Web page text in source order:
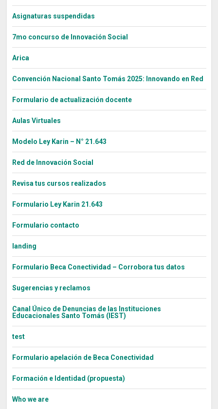
Asignaturas suspendidas
7mo concurso de Innovación Social
Arica
Convención Nacional Santo Tomás 2025: Innovando en Red
Formulario de actualización docente
Aulas Virtuales
Modelo Ley Karin – N° 21.643
Red de Innovación Social
Revisa tus cursos realizados
Formulario Ley Karin 21.643
Formulario contacto
landing
Formulario Beca Conectividad – Corrobora tus datos
Sugerencias y reclamos
Canal Único de Denuncias de las Instituciones
Educacionales Santo Tomás (IEST)
test
Formulario apelación de Beca Conectividad
Formación e Identidad (propuesta)
Who we are